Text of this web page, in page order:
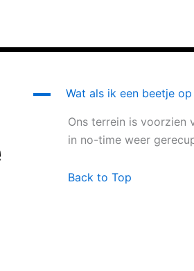
A Wat als ik een beetje
Ons terrein is voorzien
in no-time weer
Back to Top